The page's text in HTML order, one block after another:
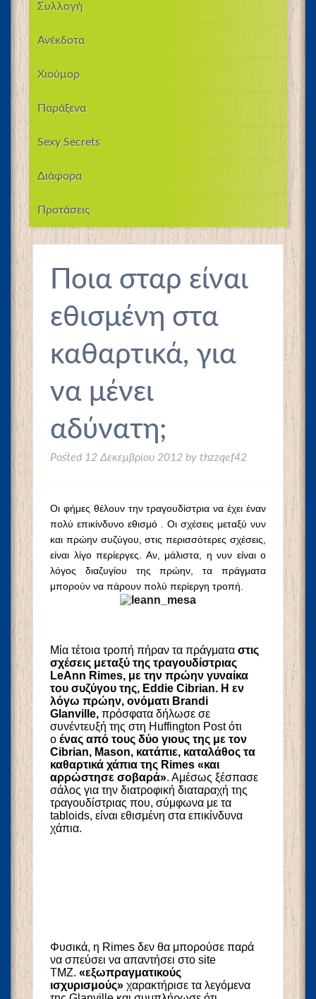
Συλλογή
Ανέκδοτα
Χιούμορ
Παράξενα
Sexy Secrets
Διάφορα
Προτάσεις
Ποια σταρ είναι
εθισμένη στα
καθαρτικά, για
να μένει
αδύνατη;
Posted 12 Δεκεμβρίου 2012 by thzzqef42
Οι φήμες θέλουν την τραγουδίστρια να έχει έναν
πολύ επικίνδυνο εθισμό . Οι σχέσεις μεταξύ νυν
και πρώην συζύγου, στις περισσότερες σχέσεις,
είναι λίγο περίεργες. Αν, μάλιστα, η νυν είναι ο
λόγος διαζυγίου της πρώην, τα πράγματα
μπορούν να πάρουν πολύ περίεργη τροπή.
Μία τέτοια τροπή πήραν τα πράγματα στις
σχέσεις μεταξύ της τραγουδίστριας
LeAnn Rimes, με την πρώην γυναίκα
του συζύγου της, Eddie Cibrian. Η εν
λόγω πρώην, ονόματι Brandi
Glanville, πρόσφατα δήλωσε σε
συνέντευξή της στη Huffington Post ότι
ο ένας από τους δύο γιους της με τον
Cibrian, Mason, κατάπιε, καταλάθος τα
καθαρτικά χάπια της Rimes «και
αρρώστησε σοβαρά». Αμέσως ξέσπασε
σάλος για την διατροφική διαταραχή της
τραγουδίστριας που, σύμφωνα με τα
tabloids, είναι εθισμένη στα επικίνδυνα
χάπια.
Φυσικά, η Rimes δεν θα μπορούσε παρά
να σπεύσει να απαντήσει στο site
TMZ. «εξωπραγματικούς
ισχυρισμούς» χαρακτήρισε τα λεγόμενα